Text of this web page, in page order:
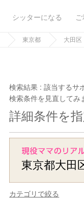
シッターになる
東京都 大田区
検索結果 :該当するサ
検索条件を見直してみ
詳細条件を
東京都大田
カテゴリで絞る